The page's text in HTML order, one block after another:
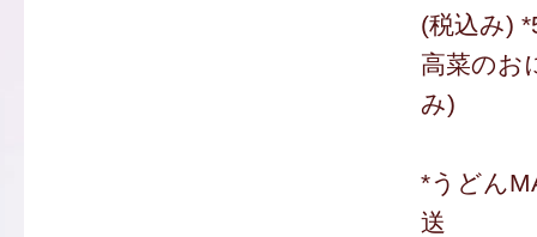
(税込み)
高菜のお
み)
*うどん
送